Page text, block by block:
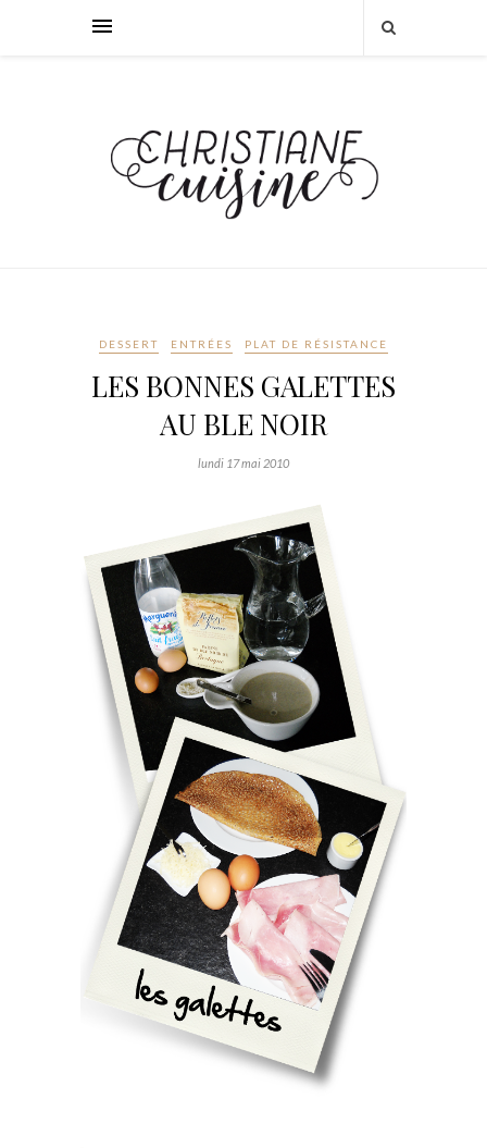
DESSERT ENTRÉES PLAT DE RÉSISTANCE
LES BONNES GALETTES
AU BLE NOIR
lundi 17 mai 2010